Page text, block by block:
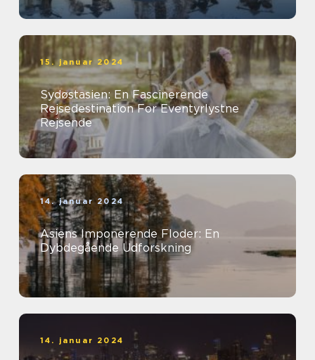
15. januar 2024
Sydøstasien: En Fascinerende
Rejsedestination For Eventyrlystne
Rejsende
14. januar 2024
Asiens Imponerende Floder: En
Dybdegående Udforskning
14. januar 2024